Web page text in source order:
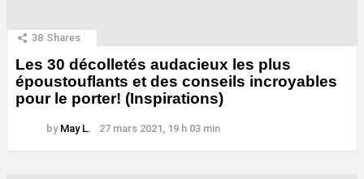
38 Shares
Les 30 décolletés audacieux les plus
époustouflants et des conseils incroyables
pour le porter! (Inspirations)
by May L. 27 mars 2021, 19 h 03 min